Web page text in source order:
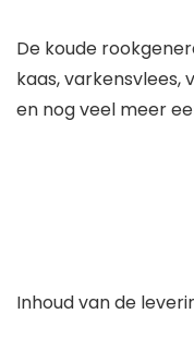
De koude
kaas, varkensvlees,
en nog veel meer
Inhoud van de